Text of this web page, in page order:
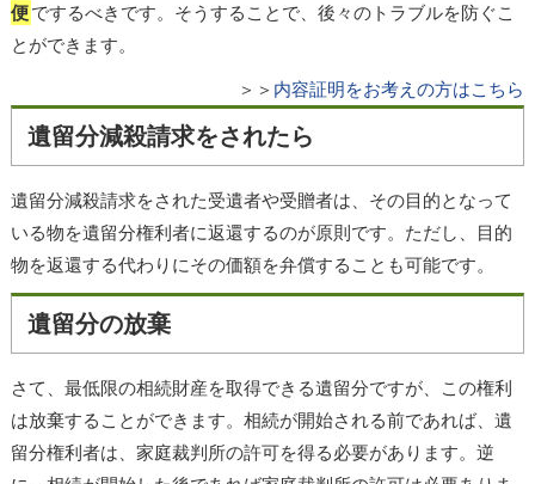
便でするべきです。そうすることで、後々のトラブルを防ぐこ
とができます。
＞＞ 内容証明をお考えの方はこちら
遺留分減殺請求をされたら
遺留分減殺請求をされた受遺者や受贈者は、その目的となって
いる物を遺留分権利者に返還するのが原則です。ただし、目的
物を返還する代わりにその価額を弁償することも可能です。
遺留分の放棄
さて、最低限の相続財産を取得できる遺留分ですが、この権利
は放棄することができます。相続が開始される前であれば、遺
留分権利者は、家庭裁判所の許可を得る必要があります。逆